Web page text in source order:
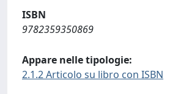
ISBN
9782359350869
Appare nelle tipologie:
2.1.2 Articolo su libro con ISBN